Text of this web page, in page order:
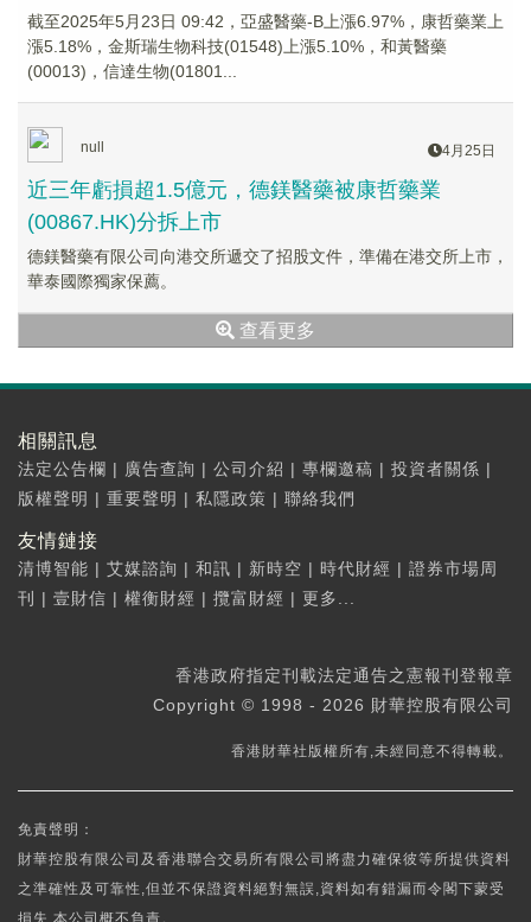
截至2025年5月23日 09:42，亞盛醫藥-B上漲6.97%，康哲藥業上
漲5.18%，金斯瑞生物科技(01548)上漲5.10%，和黃醫藥
(00013)，信達生物(01801...
null 4月25日
近三年虧損超1.5億元，德鎂醫藥被康哲藥業
(00867.HK)分拆上市
德鎂醫藥有限公司向港交所遞交了招股文件，準備在港交所上市，
華泰國際獨家保薦。
查看更多
相關訊息
法定公告欄 | 廣告查詢 | 公司介紹 | 專欄邀稿 | 投資者關係 |
版權聲明 | 重要聲明 | 私隱政策 | 聯絡我們
友情鏈接
清博智能 | 艾媒諮詢 | 和訊 | 新時空 | 時代財經 | 證券市場周
刊
| 壹財信 | 權衡財經 | 攬富財經 | 更多...
香港政府指定刊載法定通告之憲報刊登報章
Copyright © 1998 - 2026 財華控股有限公司
香港財華社版權所有,未經同意不得轉載。
免責聲明：
財華控股有限公司及香港聯合交易所有限公司將盡力確保彼等所提供資料
之準確性及可靠性,但並不保證資料絕對無誤,資料如有錯漏而令閣下蒙受